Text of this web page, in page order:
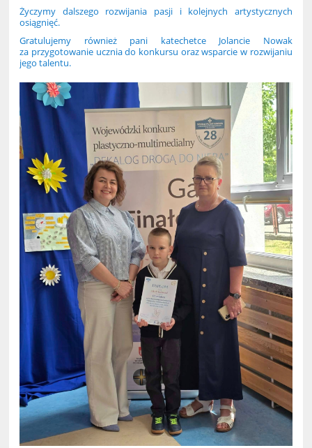
Życzymy dalszego rozwijania pasji i kolejnych artystycznych
osiągnięć.
Gratulujemy również pani katechetce Jolancie Nowak
za przygotowanie ucznia do konkursu oraz wsparcie w rozwijaniu
jego talentu.